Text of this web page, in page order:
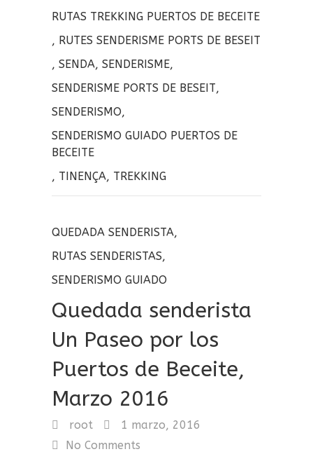
i
r
RUTAS TREKKING PUERTOS DE BECEITE
, RUTES SENDERISME PORTS DE BESEIT
, SENDA, SENDERISME,
SENDERISME PORTS DE BESEIT,
SENDERISMO,
SENDERISMO GUIADO PUERTOS DE
BECEITE
, TINENÇA, TREKKING
QUEDADA SENDERISTA,
RUTAS SENDERISTAS,
SENDERISMO GUIADO
Quedada senderista
Un Paseo por los
Puertos de Beceite,
Marzo 2016
root
1 marzo, 2016
No Comments